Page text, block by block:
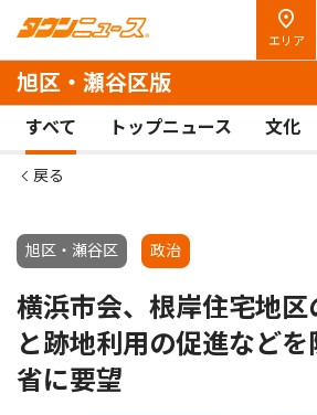
エリア
旭区・瀬谷区版
すべて トップニュース 文化
戻る
旭区・瀬谷区 政治
横浜市会、根岸住宅地
と跡地利用の促進など
省に要望